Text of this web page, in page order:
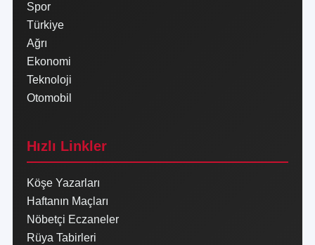
Spor
Türkiye
Ağrı
Ekonomi
Teknoloji
Otomobil
Hızlı Linkler
Köşe Yazarları
Haftanın Maçları
Nöbetçi Eczaneler
Rüya Tabirleri